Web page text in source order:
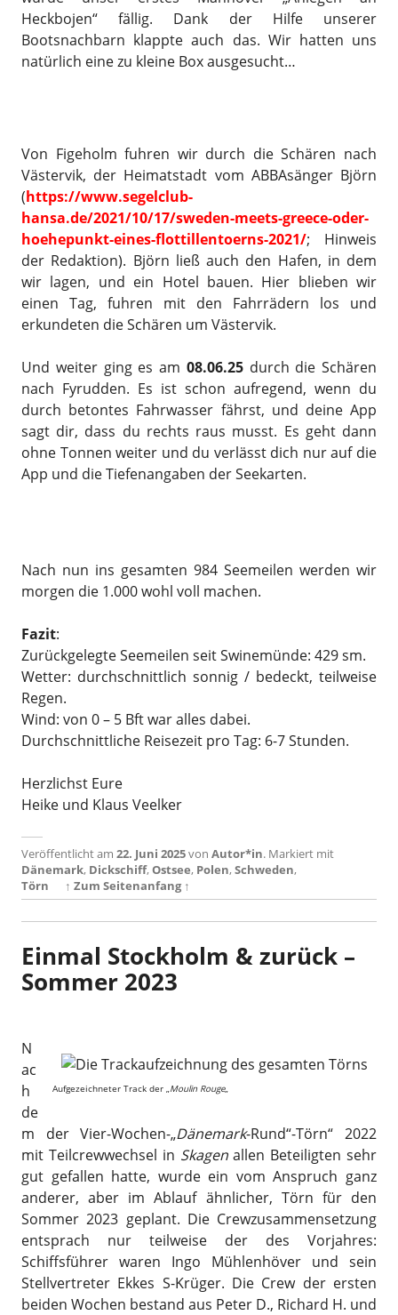
Heckbojen“ fällig. Dank der Hilfe unserer
Bootsnachbarn klappte auch das. Wir hatten uns
natürlich eine zu kleine Box ausgesucht…
Von Figeholm fuhren wir durch die Schären nach
Västervik, der Heimatstadt vom ABBAsänger Björn
(https://www.segelclub-
hansa.de/2021/10/17/sweden-meets-greece-oder-
hoehepunkt-eines-flottillentoerns-2021/; Hinweis
der Redaktion). Björn ließ auch den Hafen, in dem
wir lagen, und ein Hotel bauen. Hier blieben wir
einen Tag, fuhren mit den Fahrrädern los und
erkundeten die Schären um Västervik.
Und weiter ging es am 08.06.25durch die Schären
nach Fyrudden. Es ist schon aufregend, wenn du
durch betontes Fahrwasser fährst, und deine App
sagt dir, dass du rechts raus musst. Es geht dann
ohne Tonnen weiter und du verlässt dich nur auf die
App und die Tiefenangaben der Seekarten.
Nach nun ins gesamten 984 Seemeilen werden wir
morgen die 1.000 wohl voll machen.
Fazit:
Zurückgelegte Seemeilen seit Swinemünde: 429 sm.
Wetter: durchschnittlich sonnig / bedeckt, teilweise
Regen.
Wind: von 0 – 5 Bft war alles dabei.
Durchschnittliche Reisezeit pro Tag: 6-7 Stunden.
Herzlichst Eure
Heike und Klaus Veelker
Veröffentlicht am 22. Juni 2025von Autor*in. Markiert mit
Dänemark, Dickschiff,Ostsee, Polen,Schweden,
Törn
↑ Zum Seitenanfang ↑
Einmal Stockholm & zurück –
Sommer 2023
Aufgezeichneter Track der „Moulin Rouge„
N
ac
h
de
m der Vier-Wochen-„Dänemark-Rund“-Törn“ 2022
mit Teilcrewwechsel in Skagenallen Beteiligten sehr
gut gefallen hatte, wurde ein vom Anspruch ganz
anderer, aber im Ablauf ähnlicher, Törn für den
Sommer 2023 geplant. Die Crewzusammensetzung
entsprach nur teilweise der des Vorjahres:
Schiffsführer waren Ingo Mühlenhöver und sein
Stellvertreter Ekkes S-Krüger. Die Crew der ersten
beiden Wochen bestand aus Peter D., Richard H. und